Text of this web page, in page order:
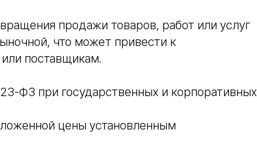
продажи товаров, работ или услуг
что может привести к
поставщикам.
ФЗ при государственных и корпоративных
цены установленным